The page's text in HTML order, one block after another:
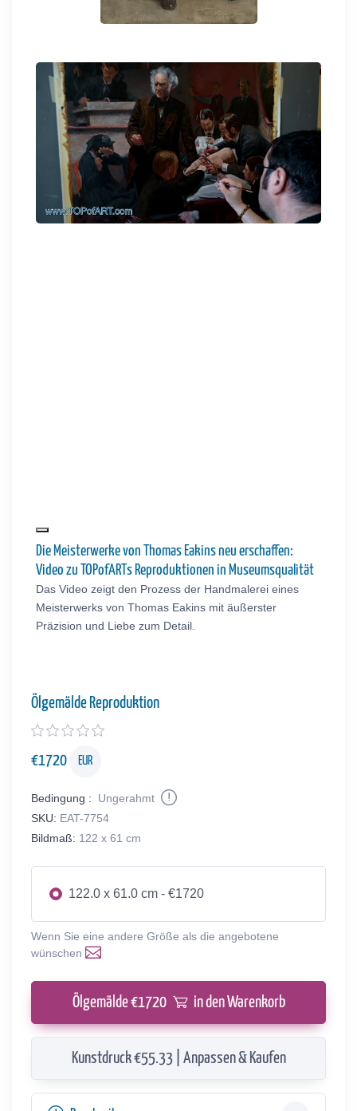
Die Meisterwerke von Thomas Eakins neu erschaffen:
Video zu TOPofARTs Reproduktionen in Museumsqualität
Das Video zeigt den Prozess der Handmalerei eines
Meisterwerks von Thomas Eakins mit äußerster
Präzision und Liebe zum Detail.
Ölgemälde Reproduktion
€1720 EUR
Bedingung :
Ungerahmt
SKU: EAT-7754
Bildmaß: 122 x 61 cm
122.0 x 61.0 cm - €1720
Wenn Sie eine andere Größe als die angebotene
wünschen
Ölgemälde €1720 in den Warenkorb
Kunstdruck €55.33 | Anpassen & Kaufen